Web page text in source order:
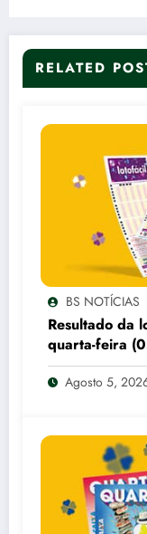
RELATED
BS NOTÍCIAS
Resultado da
quarta-feira
Agosto 5,